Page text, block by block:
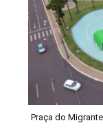
Praça do